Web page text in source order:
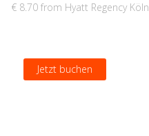
€ 8.70 from Hyatt Regency Köln
Jetzt buchen